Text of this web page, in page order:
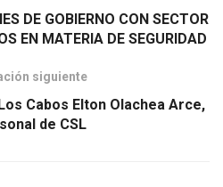
DE GOBIERNO CON SECTOR
EN MATERIA DE SEGURIDAD
siguiente
Cabos Elton Olachea Arce,
de CSL